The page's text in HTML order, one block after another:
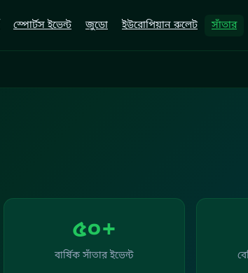
স্পোর্টস ইভেন্ট জুডো ইউরোপিয়ান রুলেট সাঁতার
৫০+
বার্ষিক সাঁতার ইভেন্ট